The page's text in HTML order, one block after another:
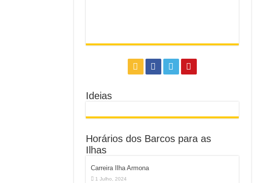
Ideias
Horários dos Barcos para as
Ilhas
Carreira Ilha Armona
1 Julho, 2024